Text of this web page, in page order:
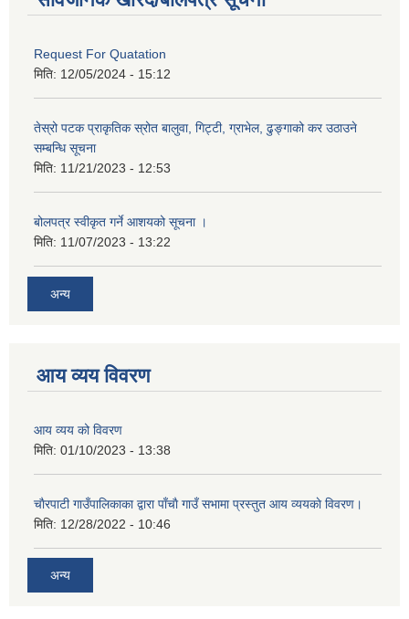
Request For Quatation
मिति: 12/05/2024 - 15:12
तेस्रो पटक प्राकृतिक स्रोत बालुवा, गिट्टी, ग्राभेल, ढुङ्गाको कर उठाउने
सम्बन्धि सूचना
मिति: 11/21/2023 - 12:53
बोलपत्र स्वीकृत गर्ने आशयको सूचना ।
मिति: 11/07/2023 - 13:22
अन्य
आय व्यय विवरण
आय व्यय को विवरण
मिति: 01/10/2023 - 13:38
चाैरपाटी गाउँपालिकाका द्वारा पाँचाै गाउँ सभामा प्रस्तुत आय व्ययकाे विवरण।
मिति: 12/28/2022 - 10:46
अन्य